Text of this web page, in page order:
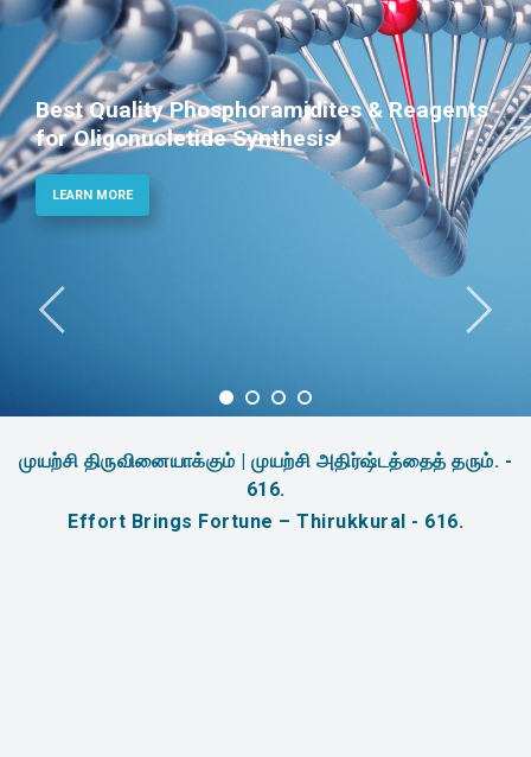
Best Quality Phosphoramidites & Reagents
for Oligonucletide Synthesis
LEARN MORE
முயற்சி திருவினையாக்கும் | முயற்சி அதிர்ஷ்டத்தைத் தரும். -
616.
Effort Brings Fortune – Thirukkural - 616.